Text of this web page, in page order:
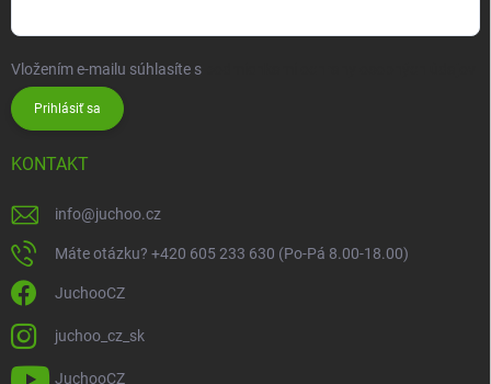
Vložením e-mailu súhlasíte s
Prihlásiť sa
KONTAKT
info@juchoo.cz
Máte otázku? +420 605 233 630 (Po-Pá 8.00-18.00)
JuchooCZ
juchoo_cz_sk
JuchooCZ